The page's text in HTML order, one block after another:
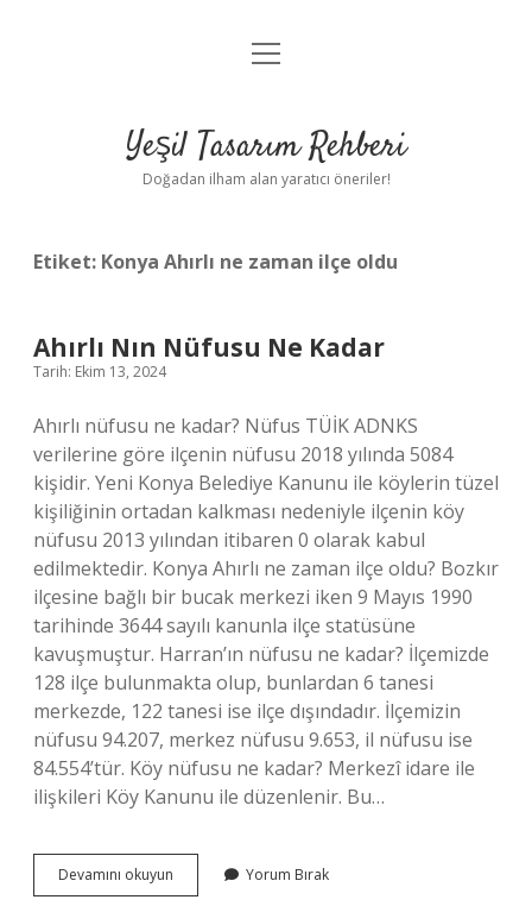
Anasayfa
Yasal Uyarı
menüyü
Yeşil Tasarım Rehberi
Doğadan ilham alan yaratıcı öneriler!
Etiket: Konya Ahırlı ne zaman ilçe oldu
Ahırlı Nın Nüfusu Ne Kadar
Tarih: Ekim 13, 2024
Ahırlı nüfusu ne kadar? Nüfus TÜİK ADNKS
verilerine göre ilçenin nüfusu 2018 yılında 5084
kişidir. Yeni Konya Belediye Kanunu ile köylerin tüzel
kişiliğinin ortadan kalkması nedeniyle ilçenin köy
nüfusu 2013 yılından itibaren 0 olarak kabul
edilmektedir. Konya Ahırlı ne zaman ilçe oldu? Bozkır
ilçesine bağlı bir bucak merkezi iken 9 Mayıs 1990
tarihinde 3644 sayılı kanunla ilçe statüsüne
kavuşmuştur. Harran’ın nüfusu ne kadar? İlçemizde
128 ilçe bulunmakta olup, bunlardan 6 tanesi
merkezde, 122 tanesi ise ilçe dışındadır. İlçemizin
nüfusu 94.207, merkez nüfusu 9.653, il nüfusu ise
84.554’tür. Köy nüfusu ne kadar? Merkezî idare ile
ilişkileri Köy Kanunu ile düzenlenir. Bu…
Devamını okuyun
Nın
Yorum Bırak